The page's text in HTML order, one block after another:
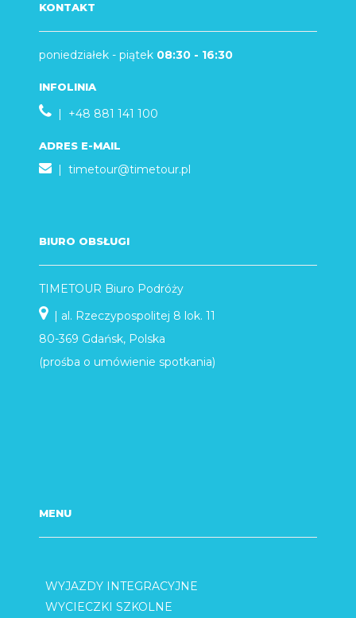
KONTAKT
poniedziałek - piątek 08:30 - 16:30
INFOLINIA
| +48 881 141 100
ADRES E-MAIL
| timetour@timetour.pl
BIURO OBSŁUGI
TIMETOUR Biuro Podróży
| al. Rzeczypospolitej 8 lok. 11
80-369 Gdańsk, Polska
(prośba o umówienie spotkania)
MENU
WYJAZDY INTEGRACYJNE
WYCIECZKI SZKOLNE